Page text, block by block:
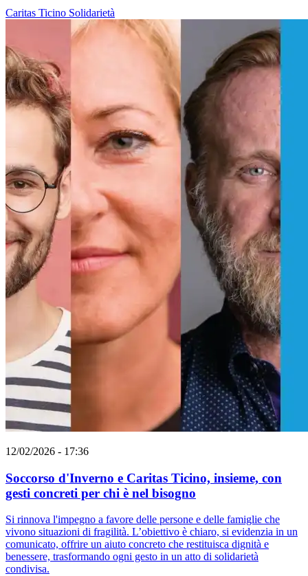
Caritas Ticino Solidarietà
12/02/2026 - 17:36
Soccorso d'Inverno e Caritas Ticino, insieme, con
gesti concreti per chi è nel bisogno
Si rinnova l'impegno a favore delle persone e delle famiglie che
vivono situazioni di fragilità. L’obiettivo è chiaro, si evidenzia in un
comunicato, offrire un aiuto concreto che restituisca dignità e
benessere, trasformando ogni gesto in un atto di solidarietà
condivisa.